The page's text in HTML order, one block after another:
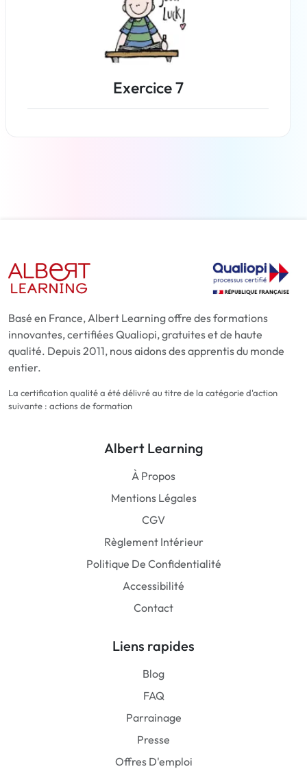
Exercice 7
Basé en France, Albert Learning offre des formations
innovantes, certifiées Qualiopi, gratuites et de haute
qualité. Depuis 2011, nous aidons des apprentis du monde
entier.
La certification qualité a été délivré au titre de la catégorie d'action
suivante : actions de formation
Albert Learning
À Propos
Mentions Légales
CGV
Règlement Intérieur
Politique De Confidentialité
Accessibilité
Contact
Liens rapides
Blog
FAQ
Parrainage
Presse
Offres D'emploi